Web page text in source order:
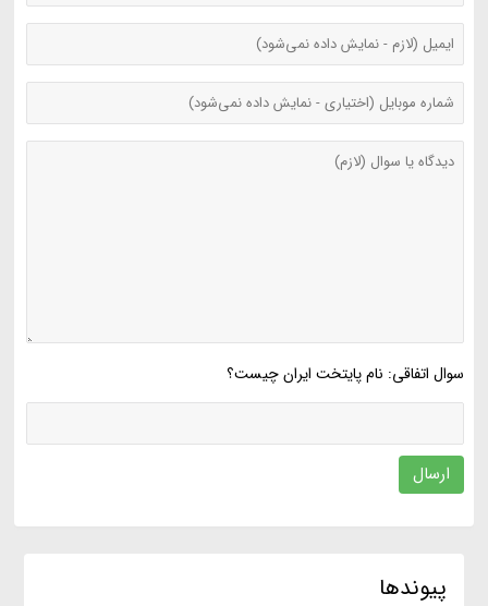
سوال اتفاقی: نام پایتخت ایران چیست؟
ارسال
پیوندها